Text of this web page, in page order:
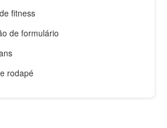
fitness
de formulário
rodapé